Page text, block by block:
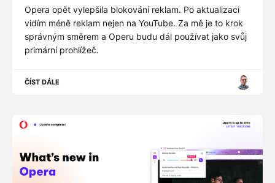
Opera opět vylepšila blokování reklam. Po aktualizaci
vidím méně reklam nejen na YouTube. Za mě je to krok
správným směrem a Operu budu dál používat jako svůj
primární prohlížeč.
ČÍST DÁLE